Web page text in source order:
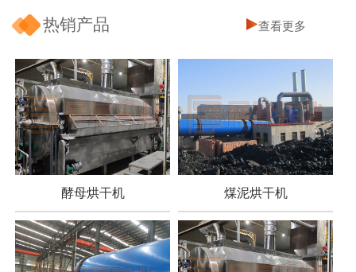
热销产品 查看更多
酵母烘干机 煤泥烘干机